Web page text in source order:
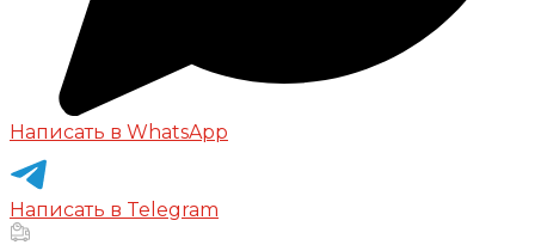
Написать в WhatsApp
Написать в Telegram